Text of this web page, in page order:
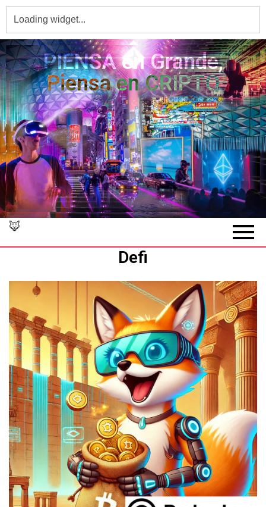
PIENSA en Grande,
Piensa en CRIPTO
🦊
Defi